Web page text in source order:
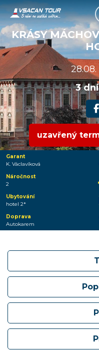
KRÁSY
3
uzavřený
Garant
K. Václavíková
Náročnost
2
Ubytování
hotel 2*
Doprava
Autokarem